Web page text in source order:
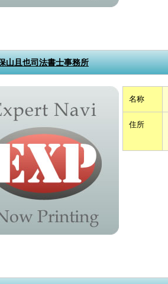
山且也司法書士事務所
名称
住所